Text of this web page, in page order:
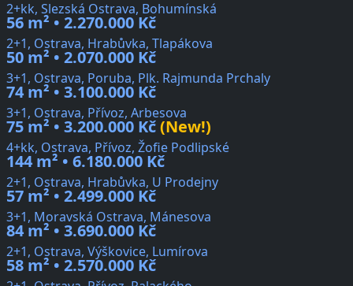
2+kk, Slezská Ostrava, Bohumínská
56 m² • 2.270.000 Kč
2+1, Ostrava, Hrabůvka, Tlapákova
50 m² • 2.070.000 Kč
3+1, Ostrava, Poruba, Plk. Rajmunda Prchaly
74 m² • 3.100.000 Kč
3+1, Ostrava, Přívoz, Arbesova
75 m² • 3.200.000 Kč(New!)
4+kk, Ostrava, Přívoz, Žofie Podlipské
144 m² • 6.180.000 Kč
2+1, Ostrava, Hrabůvka, U Prodejny
57 m² • 2.499.000 Kč
3+1, Moravská Ostrava, Mánesova
84 m² • 3.690.000 Kč
2+1, Ostrava, Výškovice, Lumírova
58 m² • 2.570.000 Kč